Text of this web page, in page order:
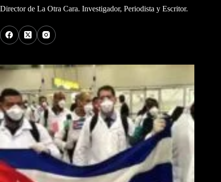
Director de La Otra Cara. Investigador, Periodista y Escritor.